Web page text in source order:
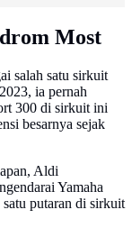
Most
salah satu sirkuit
ia pernah
300 di sirkuit ini
besarnya sejak
Aldi
Yamaha
putaran di sirkuit